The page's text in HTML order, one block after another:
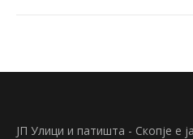
ЈП Улици и патишта - Скопје е